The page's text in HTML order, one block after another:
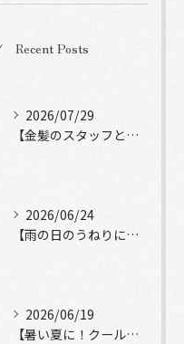
Recent Posts
2026/07/29
【金髪のスタッフと常連様ショット】
2026/06/24
【雨の日のうねりにストレートロック】
2026/06/19
【暑い夏に！クールシャンプーヘッドスパ】